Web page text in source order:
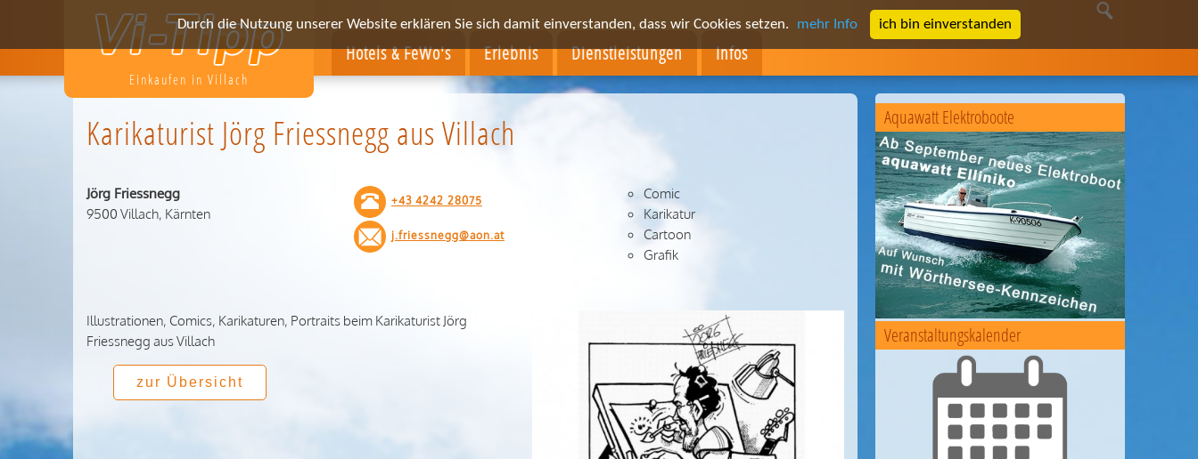
Durch die Nutzung unserer Website erklären Sie sich damit einverstanden, dass wir Cookies setzen. mehr Info ich bin einverstanden
Einkaufen in Villach
Hotels & FeWo's Erlebnis Dienstleistungen Infos
Karikaturist Jörg Friessnegg aus Villach
Jörg Friessnegg
9500 Villach, Kärnten
+43 4242 28075
j.friessnegg@aon.at
Comic
Karikatur
Cartoon
Grafik
Illustrationen, Comics, Karikaturen, Portraits beim Karikaturist Jörg
Friessnegg aus Villach
zur Übersicht
Aquawatt Elektroboote
Veranstaltungskalender